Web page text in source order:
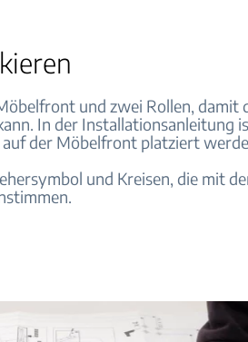
und zwei Rollen, damit
In der Installationsanleitung
der Möbelfront platziert
und Kreisen, die mit